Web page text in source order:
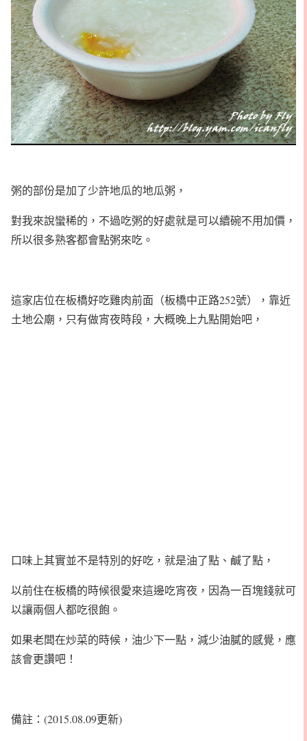
粥的部份是加了少許地瓜的地瓜粥，
對我來說蠻稀的，不過吃粥的好處就是可以續碗不用加價，
所以很多熟客都會點粥來吃。
這家店位在板橋好吃雞肉前面（板橋中正路252號），靠近
土地公廟，只有做宵夜時段，大概晚上九點開始吧，
口味上其實並不是特別的好吃，就是油了點、鹹了點，
以前住在板橋的時候很愛來這邊吃宵夜，因為一百塊錢就可
以讓兩個人都吃很飽。
如果老闆在炒菜的時候，油少下一點，減少油膩的感覺，應
該會更讚吧！
備註：(2015.08.09更新)